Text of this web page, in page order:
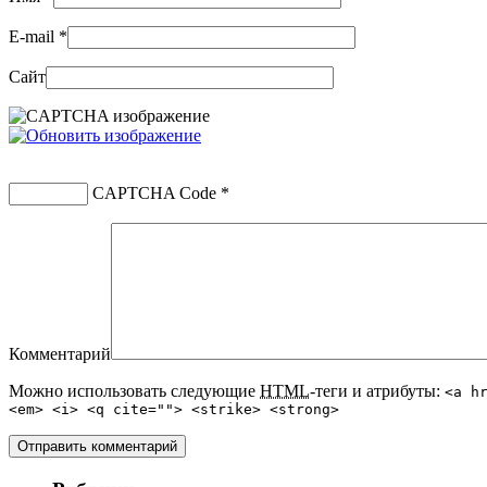
E-mail *
Сайт
CAPTCHA Code *
Комментарий
Можно использовать следующие HTML-теги и атрибуты: <a
<em> <i> <q cite=""> <strike> <strong>